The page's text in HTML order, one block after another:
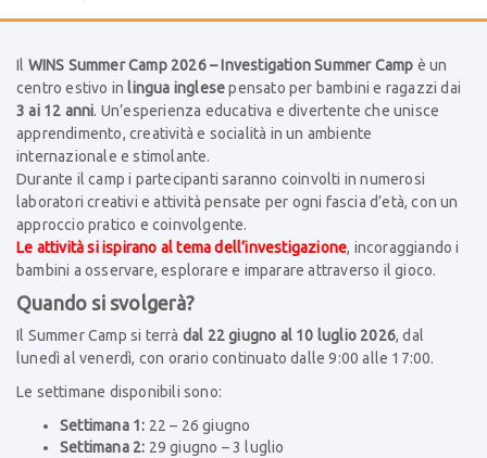
Il WINS Summer Camp 2026 – Investigation Summer Camp è un
centro estivo inlingua inglesepensato per bambini e ragazzi dai
3 ai 12 anni. Un’esperienza educativa e divertente che unisce
apprendimento, creatività e socialità in un ambiente
internazionale e stimolante.
Durante il camp i partecipanti saranno coinvolti in numerosi
laboratori creativi e attività pensate per ogni fascia d’età, con un
approccio pratico e coinvolgente.
Le attività si ispirano al tema dell’investigazione, incoraggiando i
bambini a osservare, esplorare e imparare attraverso il gioco.
Quando si svolgerà?
Il Summer Camp si terrà dal 22 giugno al 10 luglio 2026, dal
lunedì al venerdì, con orario continuato dalle 9:00 alle 17:00.
Le settimane disponibili sono:
Settimana 1: 22 – 26 giugno
Settimana 2: 29 giugno – 3 luglio